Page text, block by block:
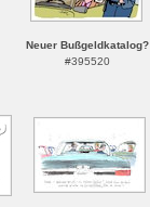
Neuer Bußgeldkatalog?
#395520